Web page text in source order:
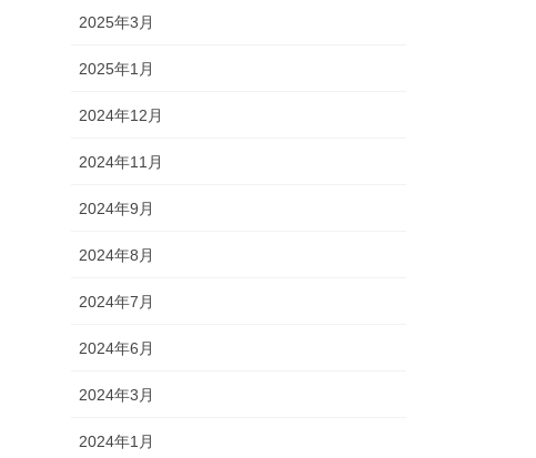
2025年3月
2025年1月
2024年12月
2024年11月
2024年9月
2024年8月
2024年7月
2024年6月
2024年3月
2024年1月